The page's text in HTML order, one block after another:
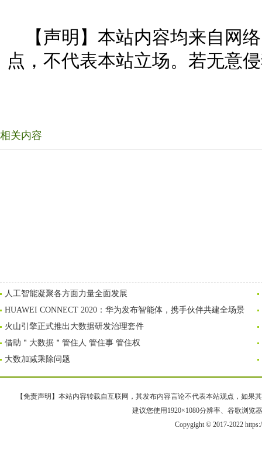
【声明】本站内容均来自网
点，不代表本站立场。若无意
相关内容
人工智能凝聚各方面力量全面发展
HUAWEI CONNECT 2020：华为发布智能体，携手伙伴共建全场景
火山引擎正式推出大数据研发治理套件
借助＂大数据＂管住人 管住事 管住权
大数加减乘除问题
【免责声明】本站内容转载自互联网，其发布内容言论不代表本站观点，如果
建议您使用1920×1080分辨率、谷歌浏览
Copygight © 2017-2022